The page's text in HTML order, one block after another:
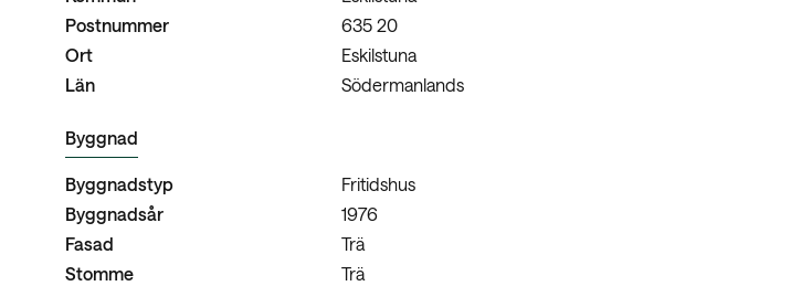
Postnummer
635 20
Ort
Eskilstuna
Län
Södermanlands
Byggnad
Byggnadstyp
Fritidshus
Byggnadsår
1976
Fasad
Trä
Stomme
Trä